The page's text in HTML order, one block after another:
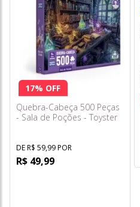
17% OFF
Quebra-Cabeça 500 Peças
- Sala de Poções - Toyster
DE R$ 59,99 POR
R$ 49,99